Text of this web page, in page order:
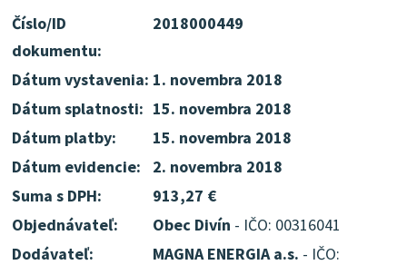
Číslo/ID
dokumentu:
2018000449
Dátum vystavenia: 1. novembra 2018
Dátum splatnosti: 15. novembra 2018
Dátum platby:
15. novembra 2018
Dátum evidencie:
2. novembra 2018
Suma s DPH:
913,27 €
Objednávateľ:
Obec Divín - IČO: 00316041
Dodávateľ:
MAGNA ENERGIA a.s. - IČO: